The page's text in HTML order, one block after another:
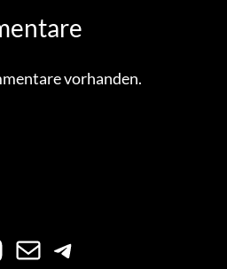
vorhanden.
E-Mail Telegram